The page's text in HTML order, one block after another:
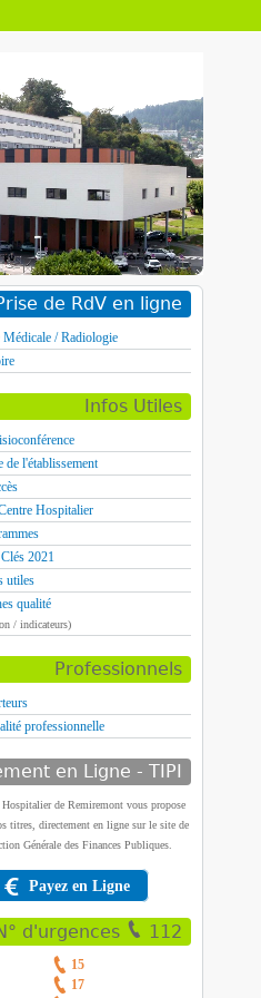
de RdV en ligne
Médicale / Radiologie
Infos Utiles
de l'établissement
Hospitalier
2021
utiles
qualité
/ indicateurs)
Professionnels
professionnelle
en Ligne - TIPI
Hospitalier de Remiremont vous propose
titres, directement en ligne sur le site de
Générale des Finances Publiques.
Payez en Ligne
d'urgences 112
15
17